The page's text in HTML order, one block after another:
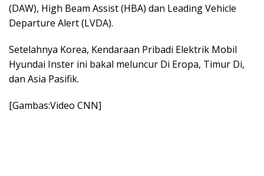
(DAW), High Beam Assist (HBA) dan Leading Vehicle
Departure Alert (LVDA).
Setelahnya Korea, Kendaraan Pribadi Elektrik Mobil
Hyundai Inster ini bakal meluncur Di Eropa, Timur Di,
dan Asia Pasifik.
[Gambas:Video CNN]